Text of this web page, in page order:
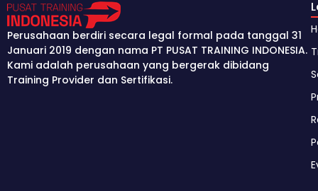
Perusahaan berdiri secara legal formal pada tanggal 31
Januari 2019 dengan nama PT PUSAT TRAINING INDONESIA.
Kami adalah perusahaan yang bergerak dibidang
Training Provider dan Sertifikasi.